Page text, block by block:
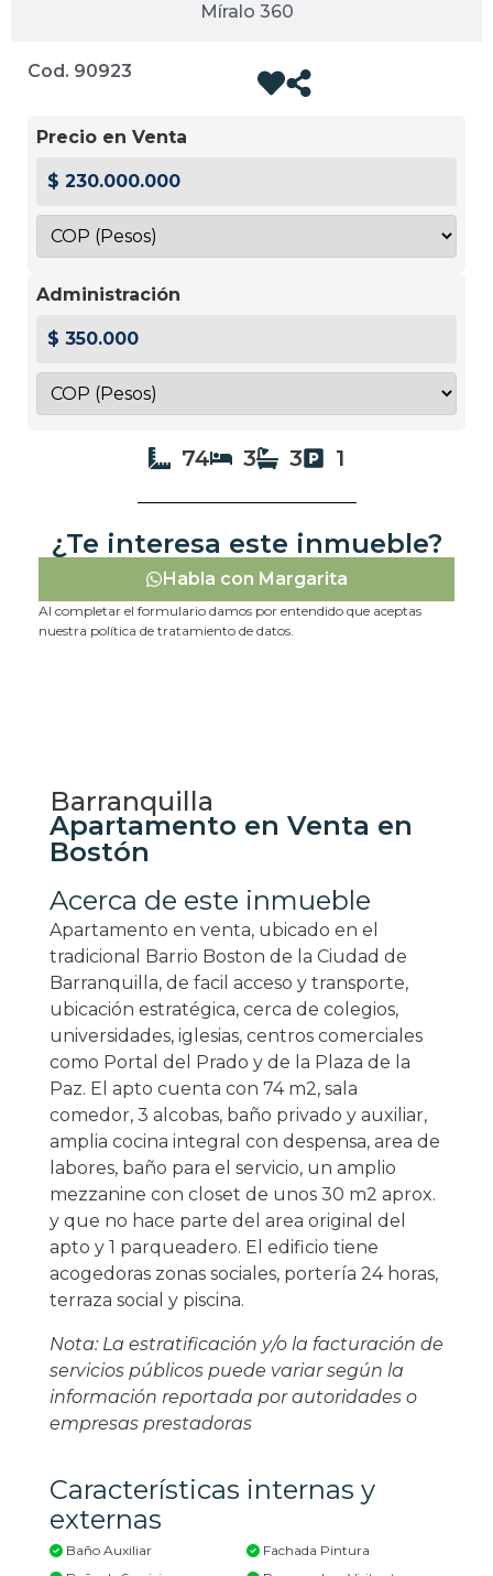
Míralo 360
Cod. 90923
Precio en Venta
$ 230.000.000
Administración
$ 350.000
74 3 3 1
¿Te interesa este inmueble?
Habla con Margarita
Al completar el formulario damos por entendido que aceptas
nuestra política de tratamiento de datos.
Barranquilla
Apartamento en Venta en
Bostón
Acerca de este inmueble
Apartamento en venta, ubicado en el
tradicional Barrio Boston de la Ciudad de
Barranquilla, de facil acceso y transporte,
ubicación estratégica, cerca de colegios,
universidades, iglesias, centros comerciales
como Portal del Prado y de la Plaza de la
Paz. El apto cuenta con 74 m2, sala
comedor, 3 alcobas, baño privado y auxiliar,
amplia cocina integral con despensa, area de
labores, baño para el servicio, un amplio
mezzanine con closet de unos 30 m2 aprox.
y que no hace parte del area original del
apto y 1 parqueadero. El edificio tiene
acogedoras zonas sociales, portería 24 horas,
terraza social y piscina.
Nota: La estratificación y/o la facturación de
servicios públicos puede variar según la
información reportada por autoridades o
empresas prestadoras
Características internas y
externas
Baño Auxiliar
Fachada Pintura